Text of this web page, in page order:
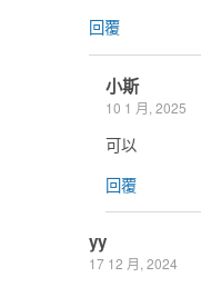
回覆
小斯
10 1 月, 2025
可以
回覆
yy
17 12 月, 2024